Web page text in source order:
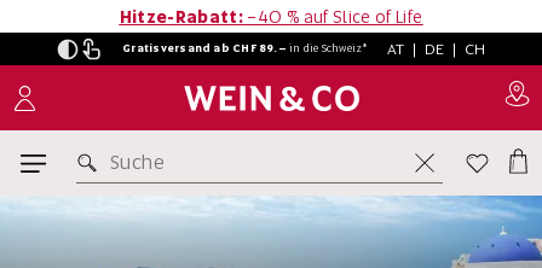
Hitze-Rabatt: −40 % auf Slice of Life
Gratisversand ab CHF 89.– in die Schweiz* AT | DE | CH
Suche